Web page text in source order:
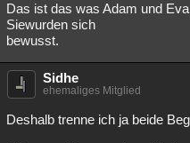
Musik Clash
Übersichten
Besucht
Das ist das was Adam und
Siewurden sich
bewusst.
Sidhe
ehemaliges Mitglied
Deshalb trenne ich ja beide